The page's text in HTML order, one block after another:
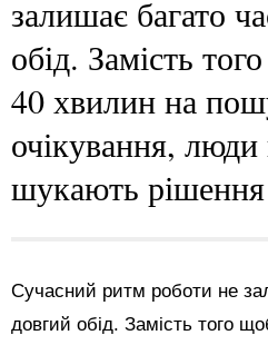
залишає багато
обід. Замість
40 хвилин на
очікування, люди
шукають рішення
Сучасний ритм роботи не
довгий обід. Замість того